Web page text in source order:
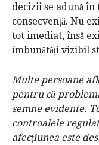
decizii se adună
consecvență. Nu
tot imediat, însă
îmbunătăți vizibil
Multe persoane
pentru că
semne evidente.
controalele
afecțiunea este